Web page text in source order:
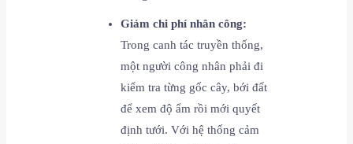
Giảm chi phí nhân công:
Trong canh tác truyền thống,
một người công nhân phải đi
kiểm tra từng gốc cây, bới đất
để xem độ ẩm rồi mới quyết
định tưới. Với hệ thống cảm